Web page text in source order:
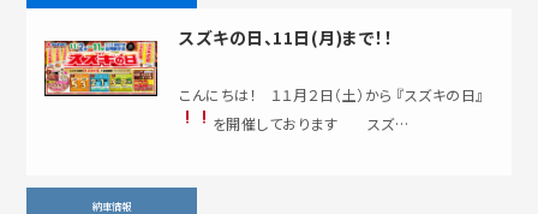
スズキの日、11日(月)まで！！
こんにちは！ １１月２日（土）から 『スズキの日』
を開催しております
スズ…
納車情報